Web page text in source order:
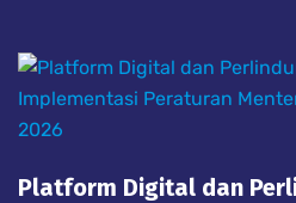
Platform Digital dan